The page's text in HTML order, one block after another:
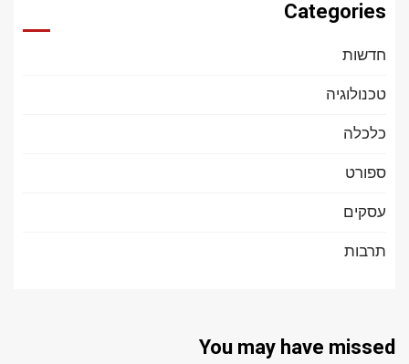
Categories
חדשות
טכנולוגיה
כלכלה
ספורט
עסקים
תרבות
You may have missed